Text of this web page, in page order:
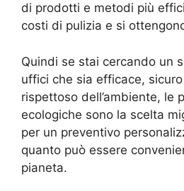
di prodotti e metodi più
costi di pulizia e si
Quindi se stai cercando un
uffici che sia efficace,
rispettoso dell’ambiente, le
ecologiche sono la scelta
per un preventivo
quanto può essere
pianeta.